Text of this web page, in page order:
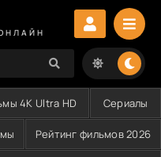
4K Ultra HD Сериалы
Рейтинг фильмов 2026